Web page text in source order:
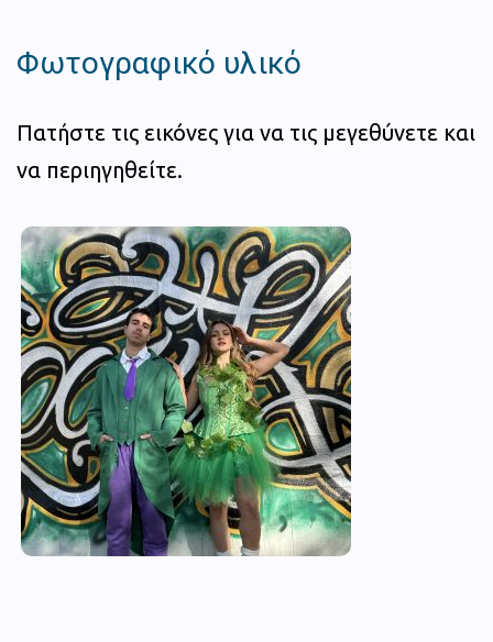
Φωτογραφικό υλικό
Πατήστε τις εικόνες για να τις μεγεθύνετε και
να περιηγηθείτε.